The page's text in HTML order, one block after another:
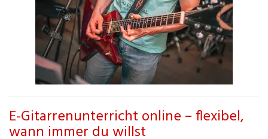
E-Gitarrenunterricht online – flexibel,
wann immer du willst